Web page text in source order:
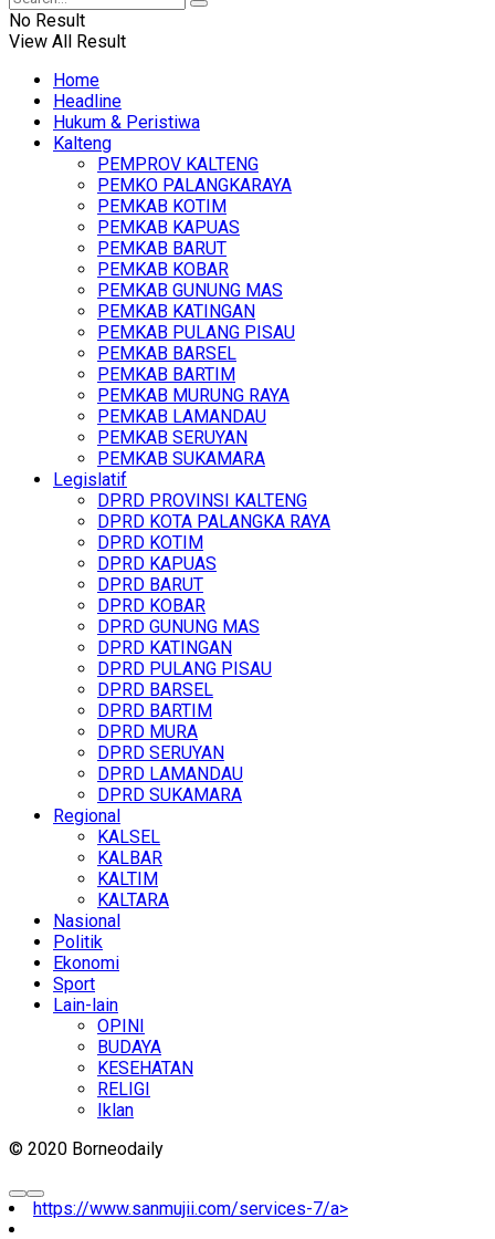
No Result
View All Result
Home
Headline
Hukum & Peristiwa
Kalteng
PEMPROV KALTENG
PEMKO PALANGKARAYA
PEMKAB KOTIM
PEMKAB KAPUAS
PEMKAB BARUT
PEMKAB KOBAR
PEMKAB GUNUNG MAS
PEMKAB KATINGAN
PEMKAB PULANG PISAU
PEMKAB BARSEL
PEMKAB BARTIM
PEMKAB MURUNG RAYA
PEMKAB LAMANDAU
PEMKAB SERUYAN
PEMKAB SUKAMARA
Legislatif
DPRD PROVINSI KALTENG
DPRD KOTA PALANGKA RAYA
DPRD KOTIM
DPRD KAPUAS
DPRD BARUT
DPRD KOBAR
DPRD GUNUNG MAS
DPRD KATINGAN
DPRD PULANG PISAU
DPRD BARSEL
DPRD BARTIM
DPRD MURA
DPRD SERUYAN
DPRD LAMANDAU
DPRD SUKAMARA
Regional
KALSEL
KALBAR
KALTIM
KALTARA
Nasional
Politik
Ekonomi
Sport
Lain-lain
OPINI
BUDAYA
KESEHATAN
RELIGI
Iklan
© 2020 Borneodaily
https://www.sanmujii.com/services-7/a>